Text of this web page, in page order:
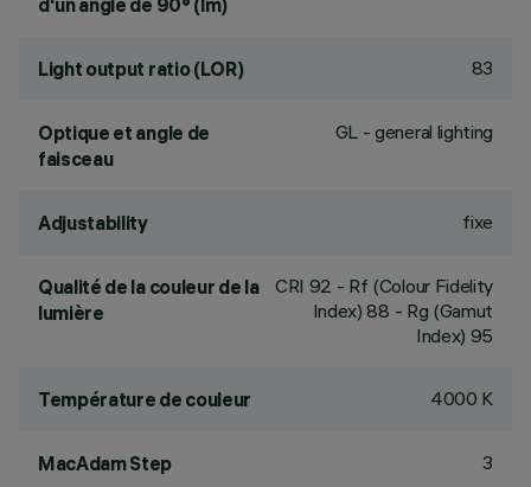
d'un angle de 90° (lm)
Light output ratio (LOR) 83
Optique et angle de
faisceau
GL - general lighting
Adjustability fixe
Qualité de la couleur de la
lumière
CRI 92 - Rf (Colour Fidelity
Index) 88 - Rg (Gamut
Index) 95
Température de couleur 4000 K
MacAdam Step 3